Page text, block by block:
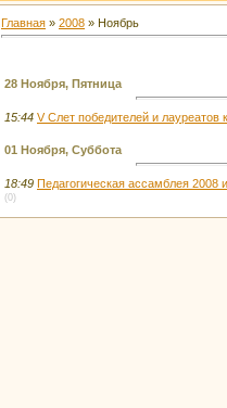
Главная » 2008 » Ноябрь
28 Ноября, Пятница
15:44 V Слет победителей и лауреатов
01 Ноября, Суббота
18:49 Педагогическая ассамблея 2008
(0)